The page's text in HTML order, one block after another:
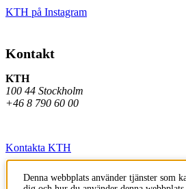
KTH på Instagram
Kontakt
KTH
100 44 Stockholm
+46 8 790 60 00
Kontakta KTH
Jobba på KTH
Denna webbplats använder tjänster som